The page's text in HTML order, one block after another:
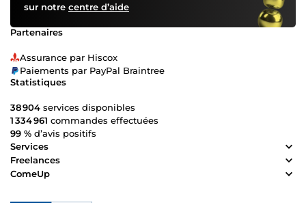
sur notre centre d’aide
Partenaires
Assurance par Hiscox
Paiements par PayPal Braintree
Statistiques
38 904 services disponibles
1 334 961 commandes effectuées
99 % d’avis positifs
Services
Freelances
ComeUp